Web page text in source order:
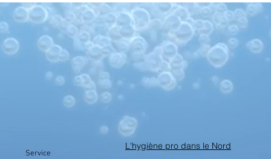
Service
L'hygiène pro dans le Nord